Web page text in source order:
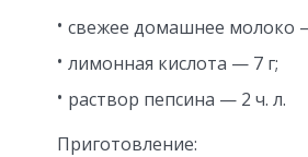
свежее домашнее молоко
лимонная кислота — 7 г;
раствор пепсина — 2 ч. л.
Приготовление: